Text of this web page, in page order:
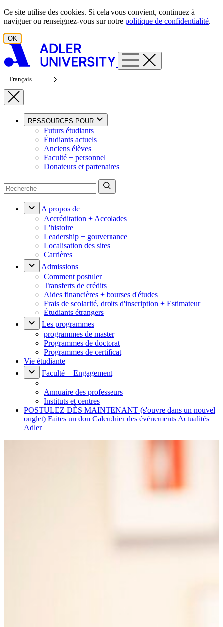
Aller au contenu
Ce site utilise des cookies. Si cela vous convient, continuez à
naviguer ou renseignez-vous sur notre politique de confidentialité.
OK
Français
RESSOURCES POUR
Futurs étudiants
Étudiants actuels
Anciens élèves
Faculté + personnel
Donateurs et partenaires
A propos de
Accréditation + Accolades
L'histoire
Leadership + gouvernance
Localisation des sites
Carrières
Admissions
Comment postuler
Transferts de crédits
Aides financières + bourses d'études
Frais de scolarité, droits d'inscription + Estimateur
Étudiants étrangers
Les programmes
programmes de master
Programmes de doctorat
Programmes de certificat
Vie étudiante
Faculté + Engagement
Annuaire des professeurs
Instituts et centres
POSTULEZ DÈS MAINTENANT (s'ouvre dans un nouvel
onglet) Faites un don Calendrier des événements Actualités
Adler